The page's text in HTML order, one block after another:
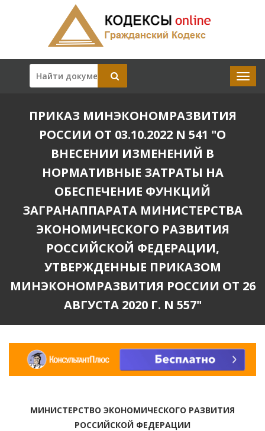
ПРИКАЗ МИНЭКОНОМРАЗВИТИЯ
РОССИИ ОТ 03.10.2022 N 541 "О
ВНЕСЕНИИ ИЗМЕНЕНИЙ В
НОРМАТИВНЫЕ ЗАТРАТЫ НА
ОБЕСПЕЧЕНИЕ ФУНКЦИЙ
ЗАГРАНАППАРАТА МИНИСТЕРСТВА
ЭКОНОМИЧЕСКОГО РАЗВИТИЯ
РОССИЙСКОЙ ФЕДЕРАЦИИ,
УТВЕРЖДЕННЫЕ ПРИКАЗОМ
МИНЭКОНОМРАЗВИТИЯ РОССИИ ОТ 26
АВГУСТА 2020 Г. N 557"
МИНИСТЕРСТВО ЭКОНОМИЧЕСКОГО РАЗВИТИЯ
РОССИЙСКОЙ ФЕДЕРАЦИИ